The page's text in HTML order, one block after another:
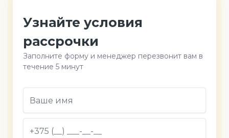
Узнайте условия
рассрочки
Заполните форму и менеджер перезвонит вам в
течение 5 минут